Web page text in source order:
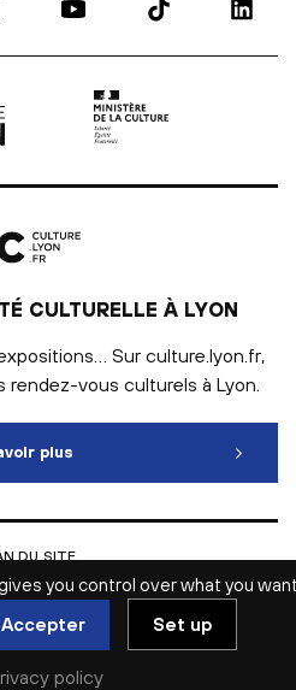
lien externeMinistère de la culture
CULTURELLE À LYON
Sur culture.lyon.fr,
vous culturels à Lyon.
plus Toute l'actualité culturelle
DU SITE
INTRANET
LÉGALES
PRESSE
WEB : NON CONFORME
DES COOKIES
you control over what you
Set up
policy